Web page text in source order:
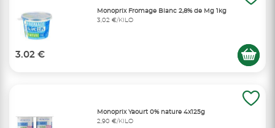
Monoprix Fromage Blanc 2,8% de Mg 1kg
3,02 €/KILO
3.02 €
Monoprix Yaourt 0% nature 4x125g
2,90 €/KILO